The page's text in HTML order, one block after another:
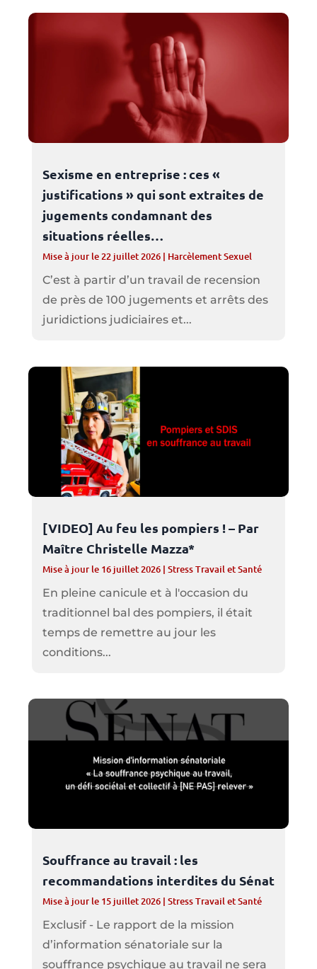
Sexisme en entreprise : ces «
justifications » qui sont extraites de
jugements condamnant des
situations réelles…
Mise à jour le 22 juillet 2026| Harcèlement Sexuel
C’est à partir d’un travail de recension
de près de 100 jugements et arrêts des
juridictions judiciaires et...
[VIDEO] Au feu les pompiers ! – Par
Maître Christelle Mazza*
Mise à jour le 16 juillet 2026| Stress Travail et Santé
En pleine canicule et à l'occasion du
traditionnel bal des pompiers, il était
temps de remettre au jour les
conditions...
Souffrance au travail : les
recommandations interdites du Sénat
Mise à jour le 15 juillet 2026| Stress Travail et Santé
Exclusif - Le rapport de la mission
d’information sénatoriale sur la
souffrance psychique au travail ne sera